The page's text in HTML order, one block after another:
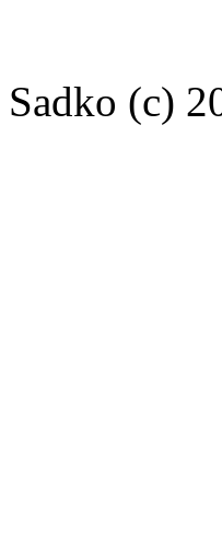
Sadko (c)